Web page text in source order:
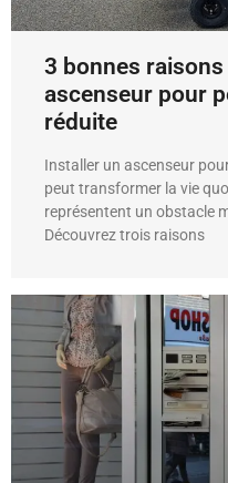
3 bonnes raisons
ascenseur pour
réduite
Installer un ascenseur
peut transformer la vie
représentent un obstacle
Découvrez trois raisons